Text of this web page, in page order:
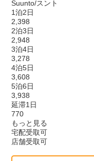
Suunto/スント
1泊2日
2,398
2泊3日
2,948
3泊4日
3,278
4泊5日
3,608
5泊6日
3,938
延滞1日
770
もっと見る
宅配受取可
店舗受取可